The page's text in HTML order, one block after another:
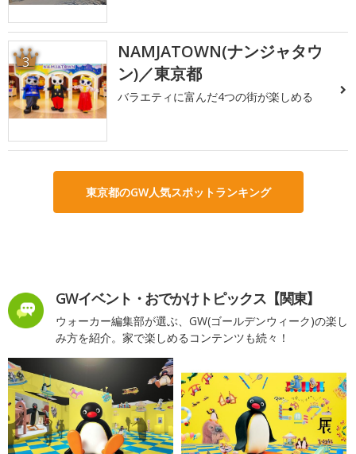
3
NAMJATOWN(ナンジャタウ
ン)／東京都
バラエティに富んだ4つの街が楽しめる
東京都のGW人気スポットランキング
GWイベント・おでかけトピックス【関東】
ウォーカー編集部が選ぶ、GW(ゴールデンウィーク)の楽し
み方を紹介。家で楽しめるコンテンツも続々！